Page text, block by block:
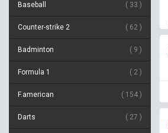
Baseball 33
Counter-strike 2 62
Badminton 9
Formula 1 2
F.american 154
Darts 27